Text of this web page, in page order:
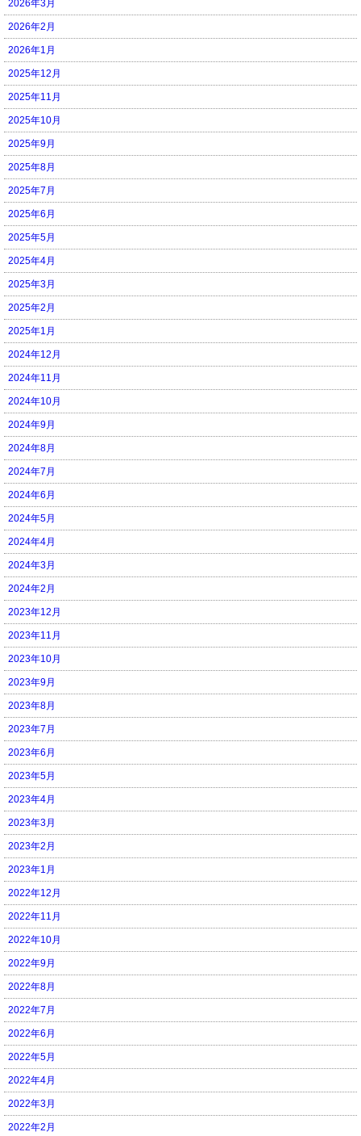
2026年3月
2026年2月
2026年1月
2025年12月
2025年11月
2025年10月
2025年9月
2025年8月
2025年7月
2025年6月
2025年5月
2025年4月
2025年3月
2025年2月
2025年1月
2024年12月
2024年11月
2024年10月
2024年9月
2024年8月
2024年7月
2024年6月
2024年5月
2024年4月
2024年3月
2024年2月
2023年12月
2023年11月
2023年10月
2023年9月
2023年8月
2023年7月
2023年6月
2023年5月
2023年4月
2023年3月
2023年2月
2023年1月
2022年12月
2022年11月
2022年10月
2022年9月
2022年8月
2022年7月
2022年6月
2022年5月
2022年4月
2022年3月
2022年2月